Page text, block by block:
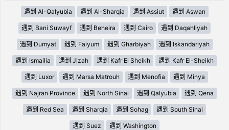
遇到 Al-Qalyubia 遇到 Al-Sharqia 遇到 Assiut 遇到 Aswan
遇到 Bani Suwayf 遇到 Beheira 遇到 Cairo 遇到 Daqahliyah
遇到 Dumyat 遇到 Faiyum 遇到 Gharbiyah 遇到 Iskandariyah
遇到 Ismailia 遇到 Jizah 遇到 Kafr El Sheikh 遇到 Kafr El-Sheikh
遇到 Luxor 遇到 Marsa Matrouh 遇到 Menofia 遇到 Minya
遇到 Najran Province 遇到 North Sinai 遇到 Qalyubia 遇到 Qena
遇到 Red Sea 遇到 Sharqia 遇到 Sohag 遇到 South Sinai
遇到 Suez 遇到 Washington